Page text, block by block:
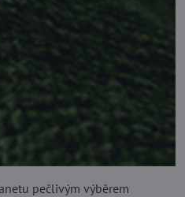
pečlivým výběrem